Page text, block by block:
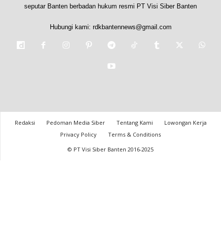
seputar Banten berbadan hukum resmi PT Visi Siber Banten
Hubungi kami: rdkbantennews@gmail.com
Redaksi Pedoman Media Siber Tentang Kami
Lowongan Kerja
Privacy Policy
Terms & Conditions
© PT Visi Siber Banten 2016-2025